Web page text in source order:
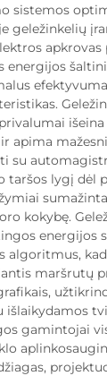
sistemos
geležinkelių
apkrovas
energijos
apima
su
taršos lygį dėl
kokybę.
energijos
algoritmus,
maršrutų
išlaikydamos
gamintojai